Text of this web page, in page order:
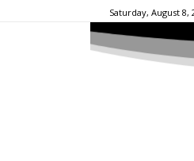
Saturday, August 8,